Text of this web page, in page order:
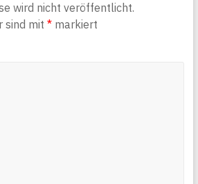
wird nicht veröffentlicht.
sind mit *markiert